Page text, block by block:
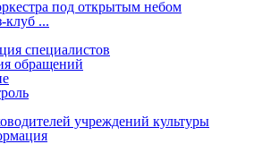
под открытым небом
клуб ...
специалистов
обращений
учреждений культуры